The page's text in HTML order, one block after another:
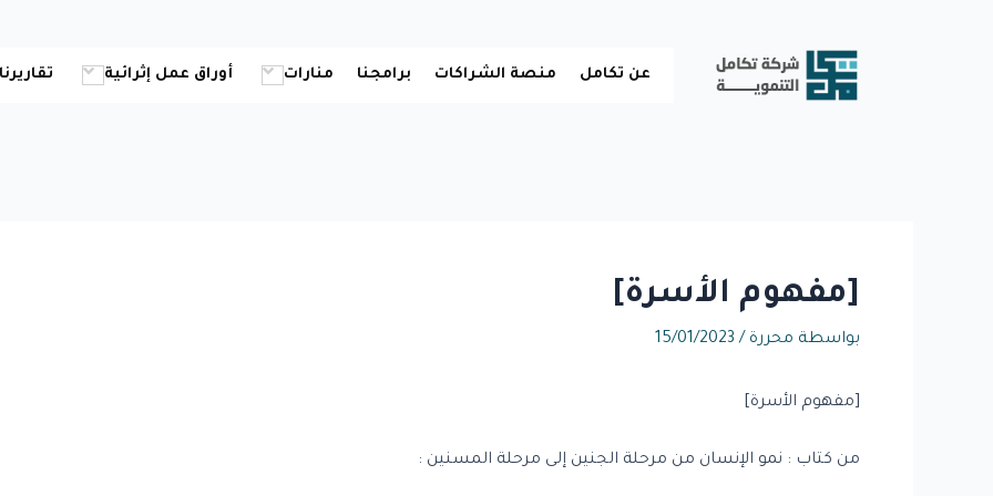
عن تكامل منصة الشراكات برامجنا منارات أوراق عمل إثرائية تقاريرنا
[مفهوم الأسرة]
بواسطة محررة /
15/01/2023
[مفهوم الأسرة]
من كتاب : نمو الإنسان من مرحلة الجنين إلى مرحلة المسنين :